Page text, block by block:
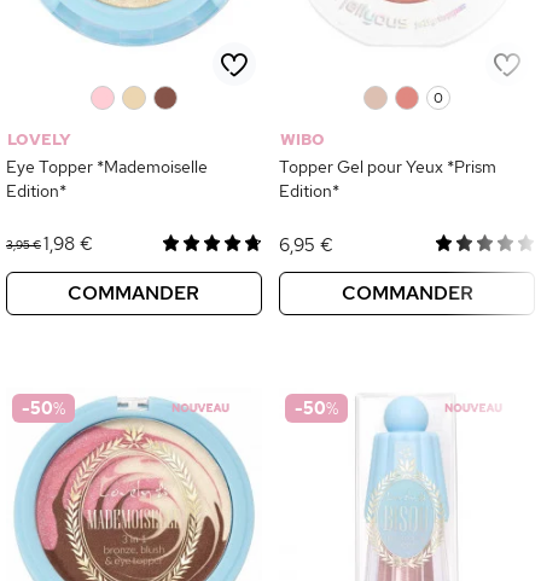
LOVELY
Eye Topper *Mademoiselle
Edition*
3,95 €1,98 €
COMMANDER
0
WIBO
Topper Gel pour Yeux *Prism
Edition*
6,95 €
COMMANDER
-50% -50%